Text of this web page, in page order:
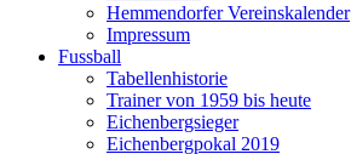
Hemmendorfer Vereinskalender
Impressum
Fussball
Tabellenhistorie
Trainer von 1959 bis heute
Eichenbergsieger
Eichenbergpokal 2019